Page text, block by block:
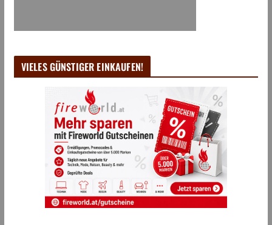
VIELES GÜNSTIGER EINKAUFEN!